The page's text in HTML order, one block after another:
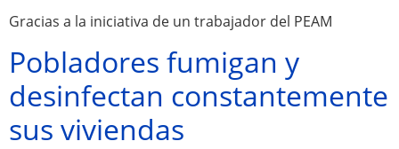
Gracias a la iniciativa de un trabajador del PEAM
Pobladores fumigan y
desinfectan constantemente
sus viviendas